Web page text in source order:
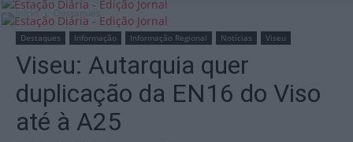
Início Destaques
Destaques Informação Informação Regional Notícias Viseu
Viseu: Autarquia quer
duplicação da EN16 do Viso
até à A25